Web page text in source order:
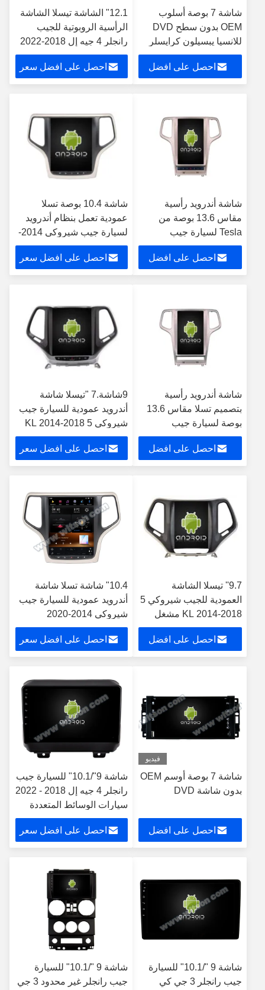
شاشة 7 بوصة أسلوب
OEM بدون سطح DVD
للانسيا يبسيلون كرايسلر
يبسيلون 2011-2020
سيارات الوسائط المتعددة
ستيريو جي بي إس
احصل على افضل
12.1" الشاشة تيسلا الشاشة
الرأسية الروبوتية للجيب
رانجلر 4 جيه إل 2018-2022
سيارات الوسائط المتعددة
ستيريو جي بي إس Carplay
Player
احصل على افضل سعر
شاشة أندرويد رأسية
مقاس 13.6 بوصة من
Tesla لسيارة جيب
شيروكي 2014-2020 نظام
وسائط متعددة ستيريو
GPS مشغل CarPlay
احصل على افضل
شاشة 10.4 بوصة تسلا
عمودية تعمل بنظام أندرويد
لسيارة جيب شيروكي 2014-
2020 نظام ستيريو متعدد
الوسائط للسيارة مشغل
GPS Carplay
احصل على افضل سعر
شاشة أندرويد رأسية
بتصميم تسلا مقاس 13.6
بوصة لسيارة جيب
شيروكي 2011-2013،
نظام وسائط متعددة
ستيريو GPS، مشغل
احصل على افضل
9شاشة.7 "تيسلا شاشة
أندرويد عمودية للسيارة جيب
شيروكي 5 KL 2014-2018
سيارات الوسائط المتعددة
ستيريو جي بي إس Carplay
Player
احصل على افضل سعر
9.7'' تيسلا الشاشة
العمودية للجيب شيروكي 5
KL 2014-2018 مشغل
الوسائط المتعددة
للسيارات الروبوت
احصل على افضل
10.4" شاشة تسلا شاشة
أندرويد عمودية للسيارة جيب
شيروكي 2014-2020
احصل على افضل سعر
فيديو
شاشة 7 بوصة أوسم OEM
بدون شاشة DVD
احصل على افضل
شاشة 9"/10.1" للسيارة جيب
رانجلر 4 جيه إل 2018 - 2022
سيارات الوسائط المتعددة
ستيريو جي بي إس CarPlay
Playerاحصل على افضل سعر
شاشة 9 "/10.1" للسيارة
جيب رانجلر 3 جي كي
شاشة 9 "/10.1" للسيارة
جيب رانجلر غير محدود 3 جي